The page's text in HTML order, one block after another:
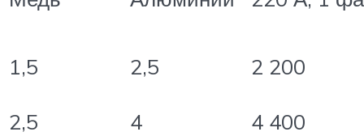
1,5 2,5 2 200
2,5 4 4 400